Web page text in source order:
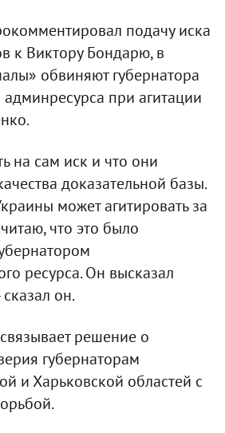
подачу иска
к Виктору Бондарю, в
обвиняют губернатора
при агитации
на сам иск и что они
доказательной базы.
может агитировать за
что это было
ресурса. Он высказал
он.
решение о
губернаторам
и Харьковской областей с